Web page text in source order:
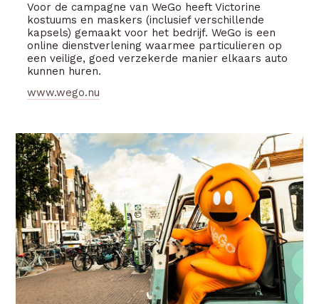
Voor de campagne van WeGo heeft Victorine
kostuums en maskers (inclusief verschillende
kapsels) gemaakt voor het bedrijf. WeGo is een
online dienstverlening waarmee particulieren op
een veilige, goed verzekerde manier elkaars auto
kunnen huren.
www.wego.nu
< >